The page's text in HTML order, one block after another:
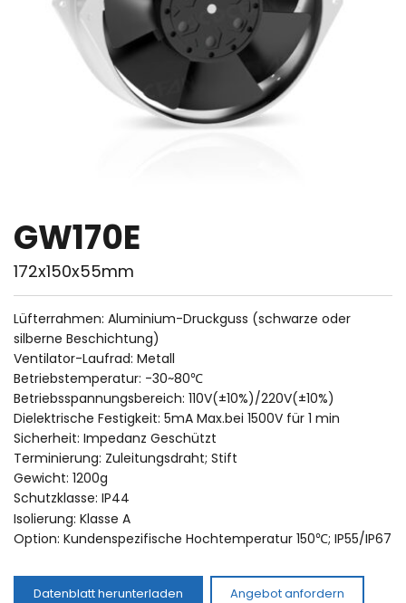
GW170E
172x150x55mm
Lüfterrahmen: Aluminium-Druckguss (schwarze oder
silberne Beschichtung)
Ventilator-Laufrad: Metall
Betriebstemperatur: -30~80℃
Betriebsspannungsbereich: 110V(±10%)/220V(±10%)
Dielektrische Festigkeit: 5mA Max.bei 1500V für 1 min
Sicherheit: Impedanz Geschützt
Terminierung: Zuleitungsdraht; Stift
Gewicht: 1200g
Schutzklasse: IP44
Isolierung: Klasse A
Option: Kundenspezifische Hochtemperatur 150℃; IP55/IP67
Datenblatt herunterladen Angebot anfordern